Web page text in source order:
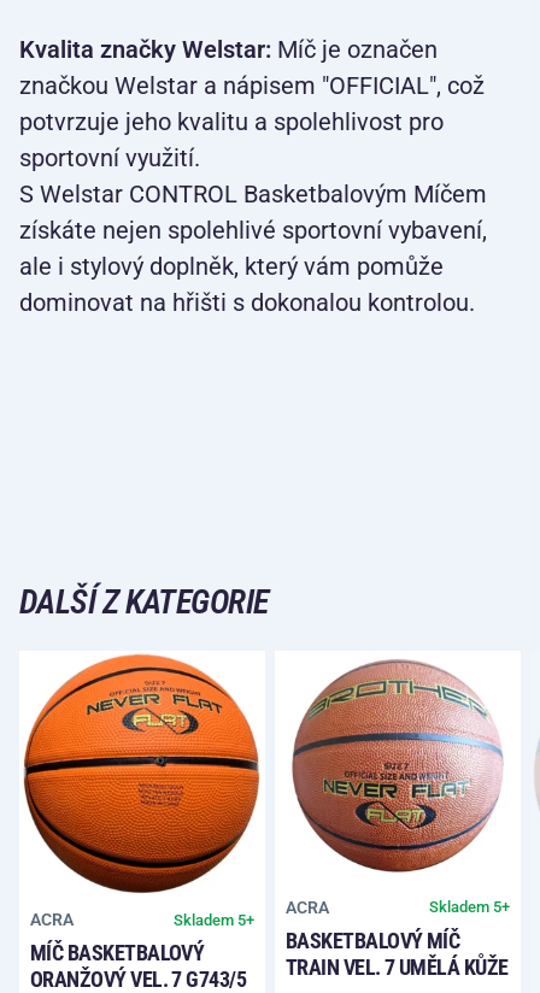
Kvalita značky Welstar: Míč je označen
značkou Welstar a nápisem "OFFICIAL", což
potvrzuje jeho kvalitu a spolehlivost pro
sportovní využití.
S Welstar CONTROL Basketbalovým Míčem
získáte nejen spolehlivé sportovní vybavení,
ale i stylový doplněk, který vám pomůže
dominovat na hřišti s dokonalou kontrolou.
DALŠÍ Z KATEGORIE
ACRA Skladem 5+
MÍČ BASKETBALOVÝ
ORANŽOVÝ VEL. 7 G743/5
ACRA Skladem 5+
BASKETBALOVÝ MÍČ
TRAIN VEL. 7 UMĚLÁ KŮŽE